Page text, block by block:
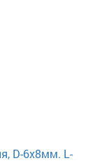
D-6х8мм. L-